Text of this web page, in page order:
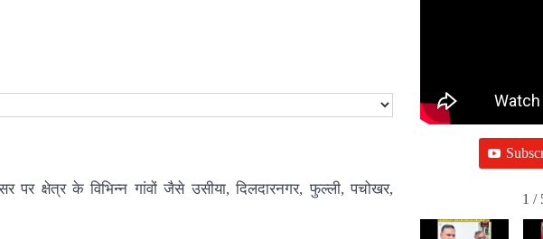
पर क्षेत्र के विभिन्न गांवों जैसे उसीया, दिलदारनगर, फुल्ली, पचोखर,
1 /